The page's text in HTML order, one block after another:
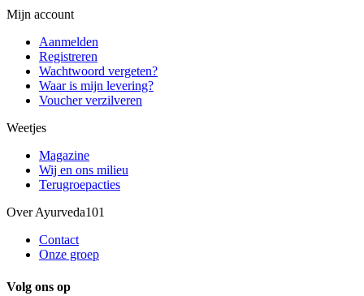
Mijn account
Aanmelden
Registreren
Wachtwoord vergeten?
Waar is mijn levering?
Voucher verzilveren
Weetjes
Magazine
Wij en ons milieu
Terugroepacties
Over Ayurveda101
Contact
Onze groep
Volg ons op